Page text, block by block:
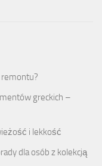
remontu?
greckich –
i lekkość
dla osób z kolekcją